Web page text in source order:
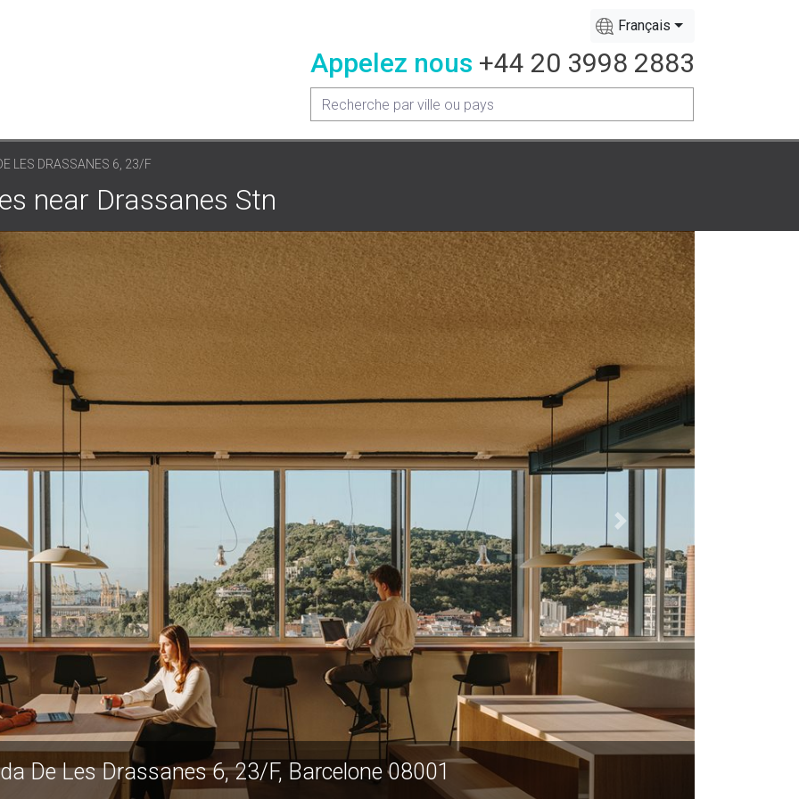
Français
Appelez nous +44 20 3998 2883
LES DRASSANES 6, 23/F
near Drassanes Stn
De Les Drassanes 6, 23/F, Barcelone 08001